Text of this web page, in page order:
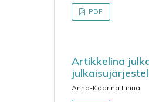
PDF
Artikkelina
Anna-Kaarina Linna